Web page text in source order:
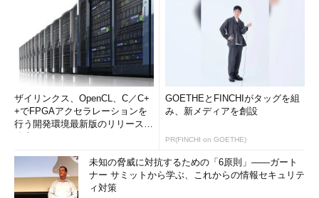
ザイリンクス、OpenCL、C／C+
+でFPGAアクセラレーションを
行う開発環境最新版のリリースを
GOETHEとFINCHIがタッグを組
み、新メディアを創設
PR(FINCHI on GOETHE)
未知の脅威に対抗するための「6原則」――ガート
ナー サミットから学ぶ、これからの情報セキュリテ
ィ対策